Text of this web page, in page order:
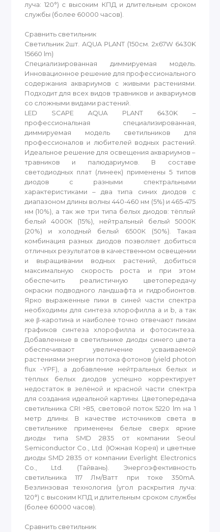
луча: 120°) с высоким КПД и длительным сроком
службы (более 60000 часов).
Сравнить светильник
Светильник 2шт. AQUA PLANT (150см. 2x67W 6430K
15660 lm)
Специализированная диммируемая модель.
Инновационное решение для профессионального
содержания аквариумов с живыми растениями.
Подходит для всех видов травников и аквариумов
со сложными видами растений.
LED SCAPE AQUA PLANT 6430K –
профессиональная специализированная,
диммируемая модель светильников для
профессионалов и любителей водных растений.
Идеальное решение для освещения аквариумов –
травников и палюдариумов. В составе
светодиодных плат (линеек) применены 5 типов
диодов с разными спектральными
характеристиками – два типа синих диодов с
диапазоном длины волны 440-460 нм (5%) и 465-475
нм (10%), а так же три типа белых диодов: тёплый
белый 4000К (15%), нейтральный белый 5000К
(20%) и холодный белый 6500К (50%). Такая
комбинация разных диодов позволяет добиться
отличных результатов в качественном освещении
и выращивании водных растений, добиться
максимальную скорость роста и при этом
обеспечить реалистичную цветопередачу
окраски подводного ландшафта и гидробионтов.
Ярко выраженные пики в синей части спектра
необходимы для синтеза хлорофилла a и b, а так
же β-каротина и наиболее точно отвечают пикам
графиков синтеза хлорофилла и фотосинтеза.
Добавленные в светильнике диоды синего цвета
обеспечивают увеличение усваиваемой
растениями энергии потока фотонов (yield photon
flux -YPF), а добавление нейтральных белых и
тёплых белых диодов успешно корректирует
недостаток в зелёной и красной части спектра
для создания идеальной картины. Цветопередача
светильника CRI >85, световой поток 5220 lm на 1
метр длины. В качестве источников света в
светильнике применены белые сверх яркие
диоды типа SMD 2835 от компании Seoul
Semiconductor Co., Ltd. (Южная Корея) и цветные
диоды SMD 2835 от компании Everlight Electronics
Co., Ltd. (Тайвань). Энергоэфективность
светильника 117 Лм/Ватт при токе 350mA.
Безлинзовая технология (угол раскрытия луча:
120°) с высоким КПД и длительным сроком службы
(более 60000 часов).
Сравнить светильник